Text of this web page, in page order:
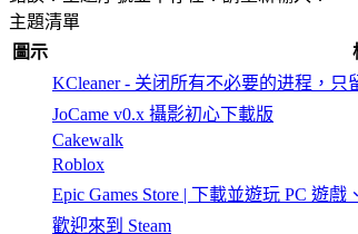
主題清單
圖示
KCleaner - 关闭所有不必要的进程，只
JoCame v0.x 攝影初心下載版
Cakewalk
Roblox
Epic Games Store | 下載並遊玩 PC 遊
歡迎來到 Steam